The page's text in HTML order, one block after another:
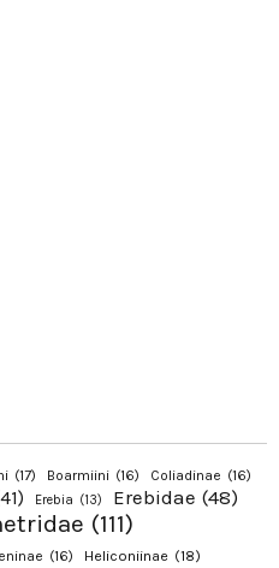
(17) Boarmiini (16) Coliadinae (16)
Erebia (13) Erebidae (48)
(111)
(16) Heliconiinae (18)